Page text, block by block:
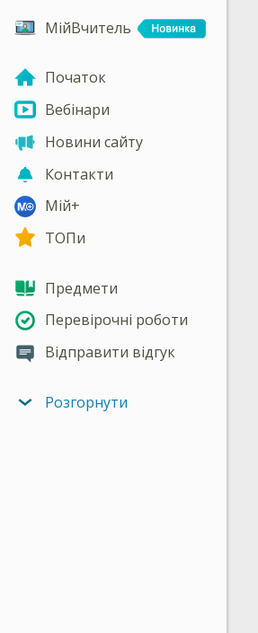
МійВчитель
Початок
Вебінари
Новини сайту
Контакти
Мій+
ТОПи
Предмети
Перевірочні роботи
Відправити відгук
Розгорнути